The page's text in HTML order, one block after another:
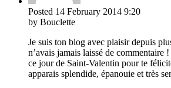
Posted 14 February 2014 9:20
by Bouclette
Je suis ton blog avec plaisir depuis
n’avais jamais laissé de commentaire
ce jour de Saint-Valentin pour te
apparais splendide, épanouie et très